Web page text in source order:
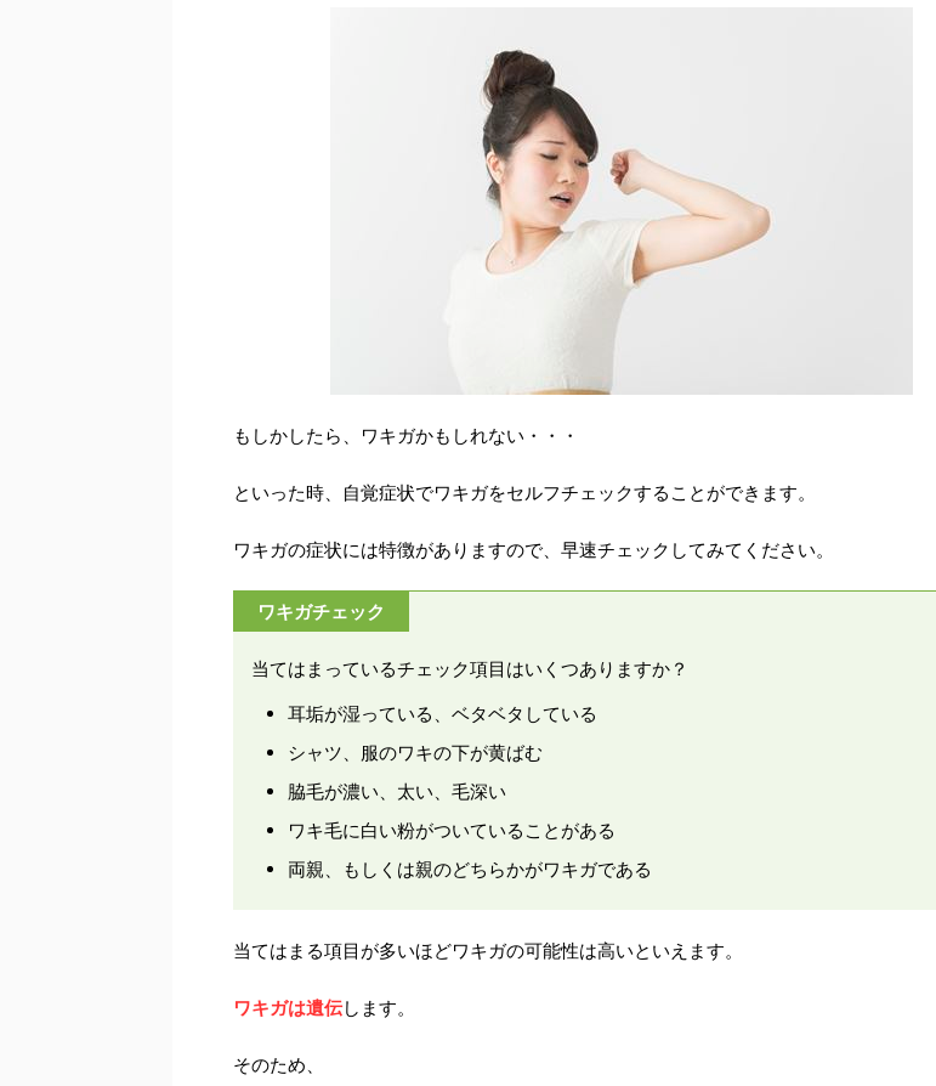
もしかしたら、ワキガかもしれない・・・
といった時、自覚症状でワキガをセルフチェックすることができます。
ワキガの症状には特徴がありますので、早速チェックしてみてください。
ワキガチェック
当てはまっているチェック項目はいくつありますか？
耳垢が湿っている、ベタベタしている
シャツ、服のワキの下が黄ばむ
脇毛が濃い、太い、毛深い
ワキ毛に白い粉がついていることがある
両親、もしくは親のどちらかがワキガである
当てはまる項目が多いほどワキガの可能性は高いといえます。
ワキガは遺伝します。
そのため、